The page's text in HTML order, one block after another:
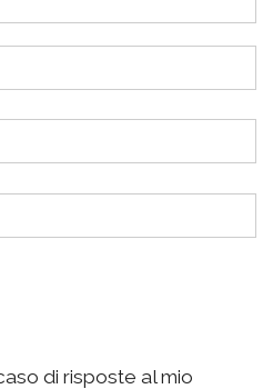
di risposte al mio